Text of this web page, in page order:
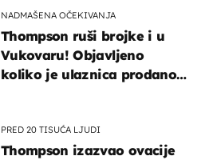
NADMAŠENA OČEKIVANJA
Thompson ruši brojke i u
Vukovaru! Objavljeno
koliko je ulaznica prodano
PRED 20 TISUĆA LJUDI
Thompson izazvao ovacije